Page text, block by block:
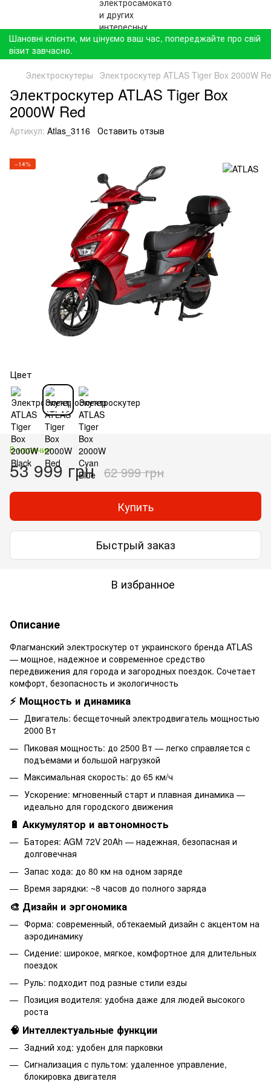
Шановні клієнти, ми цінуємо ваш час, попереджайте про свій
візит завчасно.
Электроскутеры Электроскутер ATLAS Tiger Box 2000W
Электроскутер ATLAS Tiger Box
2000W Red
Артикул: Atlas_3116 Оставить отзыв
−14%
Цвет
В наличии
53 999 грн 62 999 грн
Купить
Быстрый заказ
В избранное
Описание
Флагманский электроскутер от украинского бренда ATLAS
— мощное, надежное и современное средство
передвижения для города и загородных поездок. Сочетает
комфорт, безопасность и экологичность
⚡ Мощность и динамика
Двигатель: бесщеточный электродвигатель мощностью
2000 Вт
Пиковая мощность: до 2500 Вт — легко справляется с
подъемами и большой нагрузкой
Максимальная скорость: до 65 км/ч
Ускорение: мгновенный старт и плавная динамика —
идеально для городского движения
🔋 Аккумулятор и автономность
Баторея: AGM 72V 20Ah — надежная, безопасная и
долговечная
Запас хода: до 80 км на одном заряде
Время зарядки: ~8 часов до полного заряда
🎨 Дизайн и эргономика
Форма: современный, обтекаемый дизайн с акцентом на
аэродинамику
Сидение: широкое, мягкое, комфортное для длительных
поездок
Руль: подходит под разные стили езды
Позиция водителя: удобна даже для людей высокого
роста
🧠 Интеллектуальные функции
Задний ход: удобен для парковки
Сигнализация с пультом: удаленное управление,
блокировка двигателя